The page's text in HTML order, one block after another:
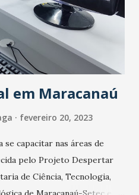
em Maracanaú
fevereiro 20, 2023
capacitar nas áreas de
pelo Projeto Despertar
de Ciência, Tecnologia,